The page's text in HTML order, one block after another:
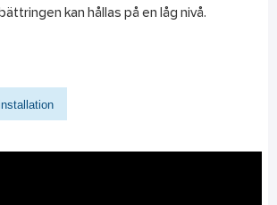
kan hållas på en låg nivå.